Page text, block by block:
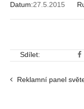
Datum:27.5.2015
Sdílet:
Reklamní panel